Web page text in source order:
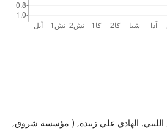
الليبي. الهادي علي زبيدة, ( مؤسسة شروق,